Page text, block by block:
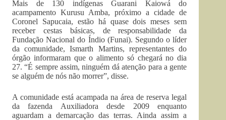
Mais de 130 indígenas Guarani Kaiowá do
acampamento Kurusu Amba, próximo a cidade de
Coronel Sapucaia, estão há quase dois meses sem
receber cestas básicas, de responsabilidade da
Fundação Nacional do Índio (Funai). Segundo o líder
da comunidade, Ismarth Martins, representantes do
órgão informaram que o alimento só chegará no dia
27. “É sempre assim, ninguém dá atenção para a gente
se alguém de nós não morrer”, disse.
A comunidade está acampada na área de reserva legal
da fazenda Auxiliadora desde 2009 enquanto
aguardam a demarcação das terras. Ainda assim a